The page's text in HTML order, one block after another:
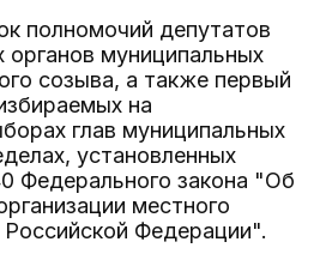
полномочий депутатов
органов муниципальных
созыва, а также первый
на
глав муниципальных
установленных
Федерального закона "Об
местного
Федерации".